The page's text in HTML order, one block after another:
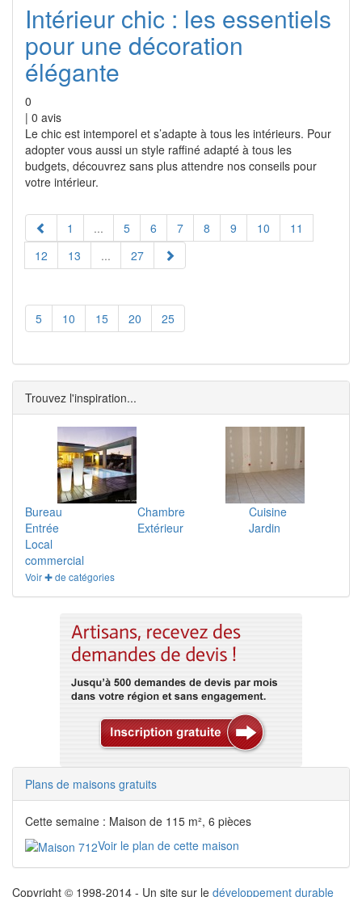
Intérieur chic : les essentiels
pour une décoration
élégante
0
| 0 avis
Le chic est intemporel et s’adapte à tous les intérieurs. Pour
adopter vous aussi un style raffiné adapté à tous les
budgets, découvrez sans plus attendre nos conseils pour
votre intérieur.
1 ... 5 6 7 8 9 10
11
12
13 ... 27
5 10 15 20 25
Trouvez l'inspiration...
Bureau Chambre
Cuisine
Entrée
Extérieur
Jardin
Local
commercial
Voir ✚ de catégories
Plans de maisons gratuits
Cette semaine : Maison de 115 m², 6 pièces
Voir le plan de cette maison
Copyright © 1998-2014 - Un site sur le développement durable